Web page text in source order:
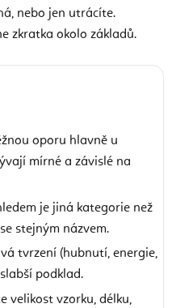
nebo jen utrácíte.
zkratka okolo základů.
oporu hlavně u
mírné a závislé na
je jiná kategorie než
stejným názvem.
tvrzení (hubnutí, energie,
podklad.
velikost vzorku, délku,